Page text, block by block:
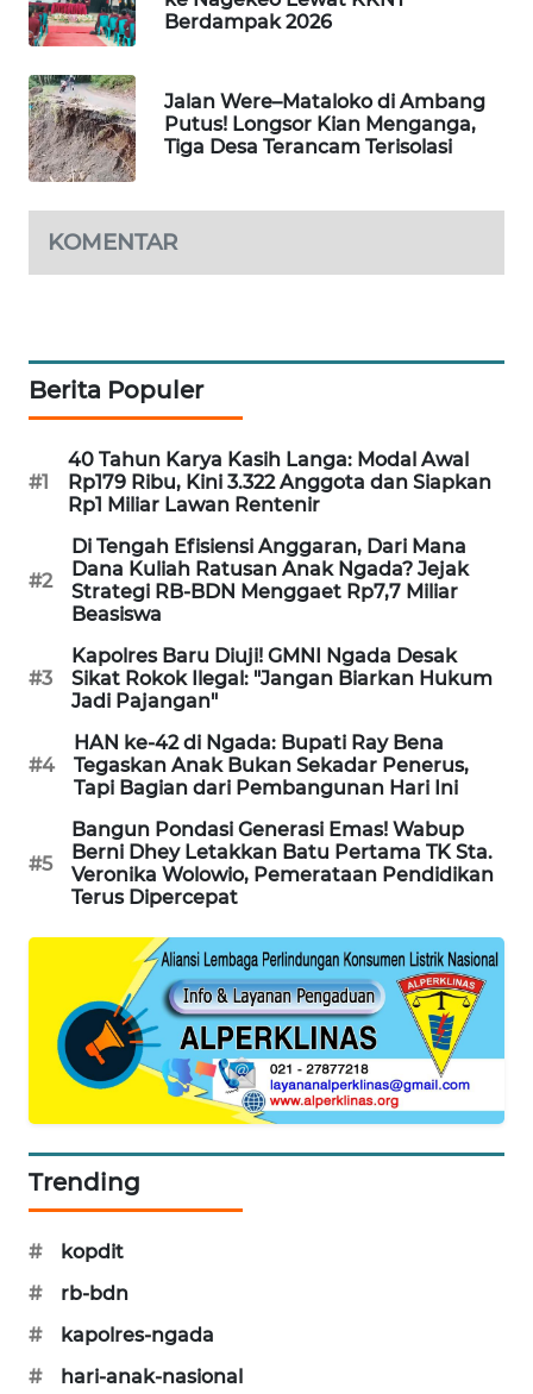
Berdampak 2026
Jalan Were–Mataloko di Ambang
Putus! Longsor Kian Menganga,
Tiga Desa Terancam Terisolasi
KOMENTAR
Berita Populer
#1
40 Tahun Karya Kasih Langa: Modal Awal
Rp179 Ribu, Kini 3.322 Anggota dan Siapkan
Rp1 Miliar Lawan Rentenir
#2
Di Tengah Efisiensi Anggaran, Dari Mana
Dana Kuliah Ratusan Anak Ngada? Jejak
Strategi RB-BDN Menggaet Rp7,7 Miliar
Beasiswa
#3
Kapolres Baru Diuji! GMNI Ngada Desak
Sikat Rokok Ilegal: "Jangan Biarkan Hukum
Jadi Pajangan"
#4
HAN ke-42 di Ngada: Bupati Ray Bena
Tegaskan Anak Bukan Sekadar Penerus,
Tapi Bagian dari Pembangunan Hari Ini
#5
Bangun Pondasi Generasi Emas! Wabup
Berni Dhey Letakkan Batu Pertama TK Sta.
Veronika Wolowio, Pemerataan Pendidikan
Terus Dipercepat
Trending
#
kopdit
#
rb-bdn
#
kapolres-ngada
#
hari-anak-nasional
LKKI
KOPEKLIN
PORTAL
KONSUMEN
FORWAMKI
FORJASIDA
TAMBANG
NEWS
SITUNGIR
NEWS
SIDIKALANG
NEWS
SIBARAGAS
NEWS
METRO
SIANTAR
NEWS
METRO
NEWS
METRO
JAKARTA
NEWS
KARING
JURNAL
HUMBANG